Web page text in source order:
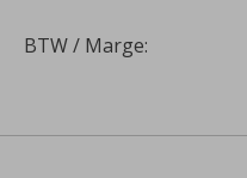
BTW / Marge: